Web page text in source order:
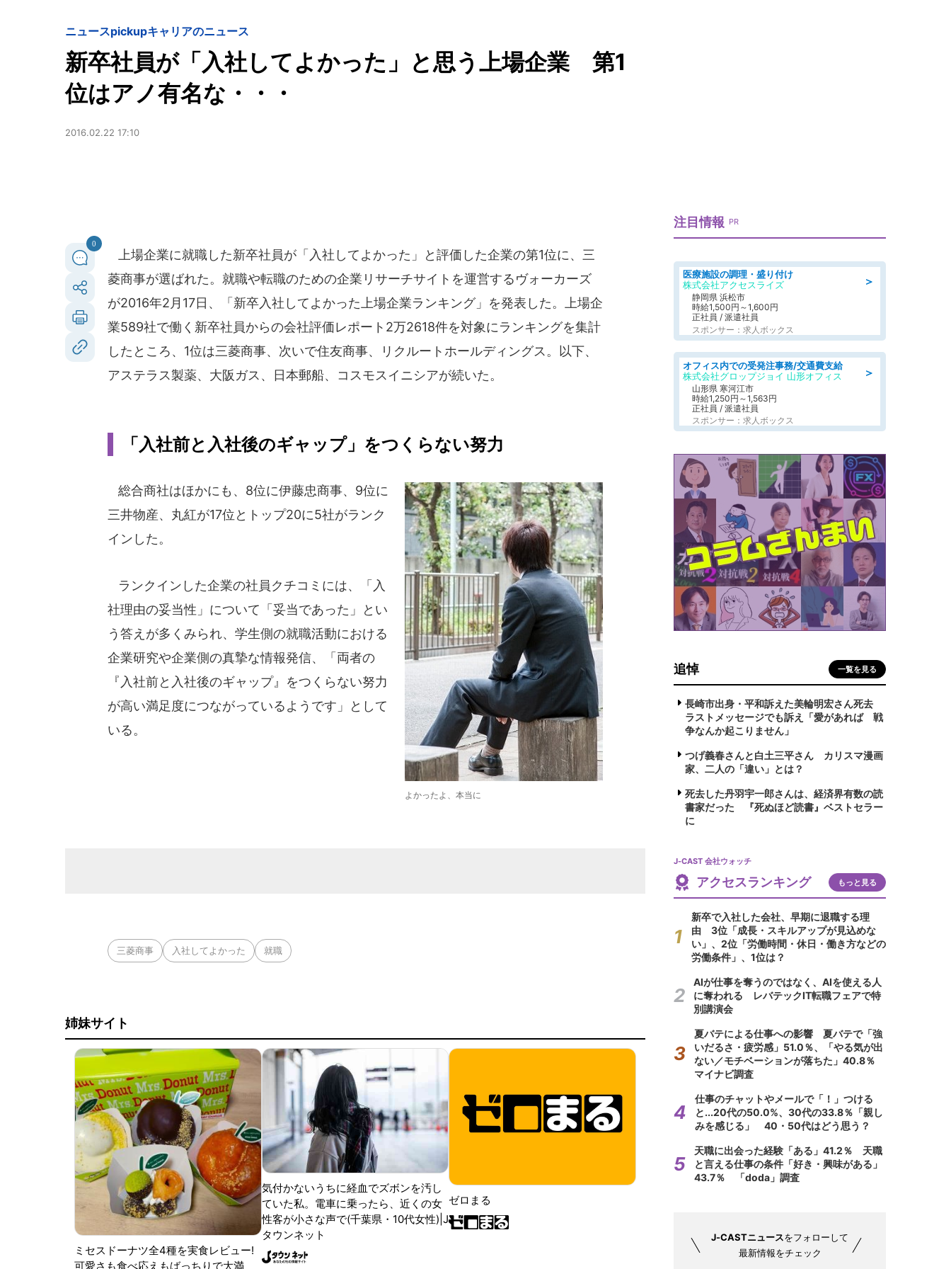
ニュースpickupキャリアのニュース
新卒社員が「入社してよかった」と思う上場企業 第1
位はアノ有名な・・・
2016.02.22 17:10
0
上場企業に就職した新卒社員が「入社してよかった」と評価した企業の第1位に、三
菱商事が選ばれた。就職や転職のための企業リサーチサイトを運営するヴォーカーズ
が2016年2月17日、「新卒入社してよかった上場企業ランキング」を発表した。上場企
業589社で働く新卒社員からの会社評価レポート2万2618件を対象にランキングを集計
したところ、1位は三菱商事、次いで住友商事、リクルートホールディングス。以下、
アステラス製薬、大阪ガス、日本郵船、コスモスイニシアが続いた。
「入社前と入社後のギャップ」をつくらない努力
よかったよ、本当に
総合商社はほかにも、8位に伊藤忠商事、9位に
三井物産、丸紅が17位とトップ20に5社がランク
インした。
ランクインした企業の社員クチコミには、「入
社理由の妥当性」について「妥当であった」とい
う答えが多くみられ、学生側の就職活動における
企業研究や企業側の真摯な情報発信、「両者の
『入社前と入社後のギャップ』をつくらない努力
が高い満足度につながっているようです」として
いる。
三菱商事 入社してよかった 就職
姉妹サイト
ミセスドーナツ全4種を実食レビュー!
可愛さも食べ応えもばっちりで大満
気付かないうちに経血でズボンを汚し
ていた私。電車に乗ったら、近くの女
性客が小さな声で(千葉県・10代女性)|J
タウンネット
ゼロまる
注目情報 PR
＞
医療施設の調理・盛り付け
株式会社アクセスライズ
静岡県 浜松市
時給1,500円～1,600円
正社員 / 派遣社員
スポンサー：求人ボックス
＞
オフィス内での受発注事務/交通費支給
株式会社グロップジョイ 山形オフィス
山形県 寒河江市
時給1,250円～1,563円
正社員 / 派遣社員
スポンサー：求人ボックス
追悼 一覧を見る
長崎市出身・平和訴えた美輪明宏さん死去
ラストメッセージでも訴え「愛があれば 戦
争なんか起こりません」
つげ義春さんと白土三平さん カリスマ漫画
家、二人の「違い」とは？
死去した丹羽宇一郎さんは、経済界有数の読
書家だった 『死ぬほど読書』ベストセラー
に
J-CAST 会社ウォッチ
アクセスランキング もっと見る
新卒で入社した会社、早期に退職する理
由 3位「成長・スキルアップが見込めな
い」、2位「労働時間・休日・働き方などの
労働条件」、1位は？
AIが仕事を奪うのではなく、AIを使える人
に奪われる レバテックIT転職フェアで特
別講演会
夏バテによる仕事への影響 夏バテで「強
いだるさ・疲労感」51.0％、「やる気が出
ない／モチベーションが落ちた」40.8％
マイナビ調査
仕事のチャットやメールで「！」つける
と...20代の50.0%、30代の33.8％「親し
みを感じる」 40・50代はどう思う？
天職に出会った経験「ある」41.2％ 天職
と言える仕事の条件「好き・興味がある」
43.7％ 「doda」調査
J-CASTニュースをフォローして
最新情報をチェック